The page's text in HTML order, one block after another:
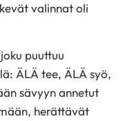
valinnat oli
puuttuu
ÄLÄ tee, ÄLÄ syö,
sävyyn annetut
herättävät